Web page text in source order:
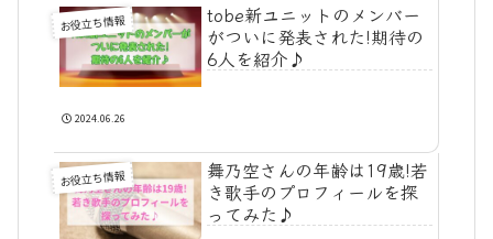
お役立ち情報
tobe新ユニットのメンバー
がついに発表された!期待の
6人を紹介♪
2024.06.26
お役立ち情報
舞乃空さんの年齢は19歳!若
き歌手のプロフィールを探
ってみた♪